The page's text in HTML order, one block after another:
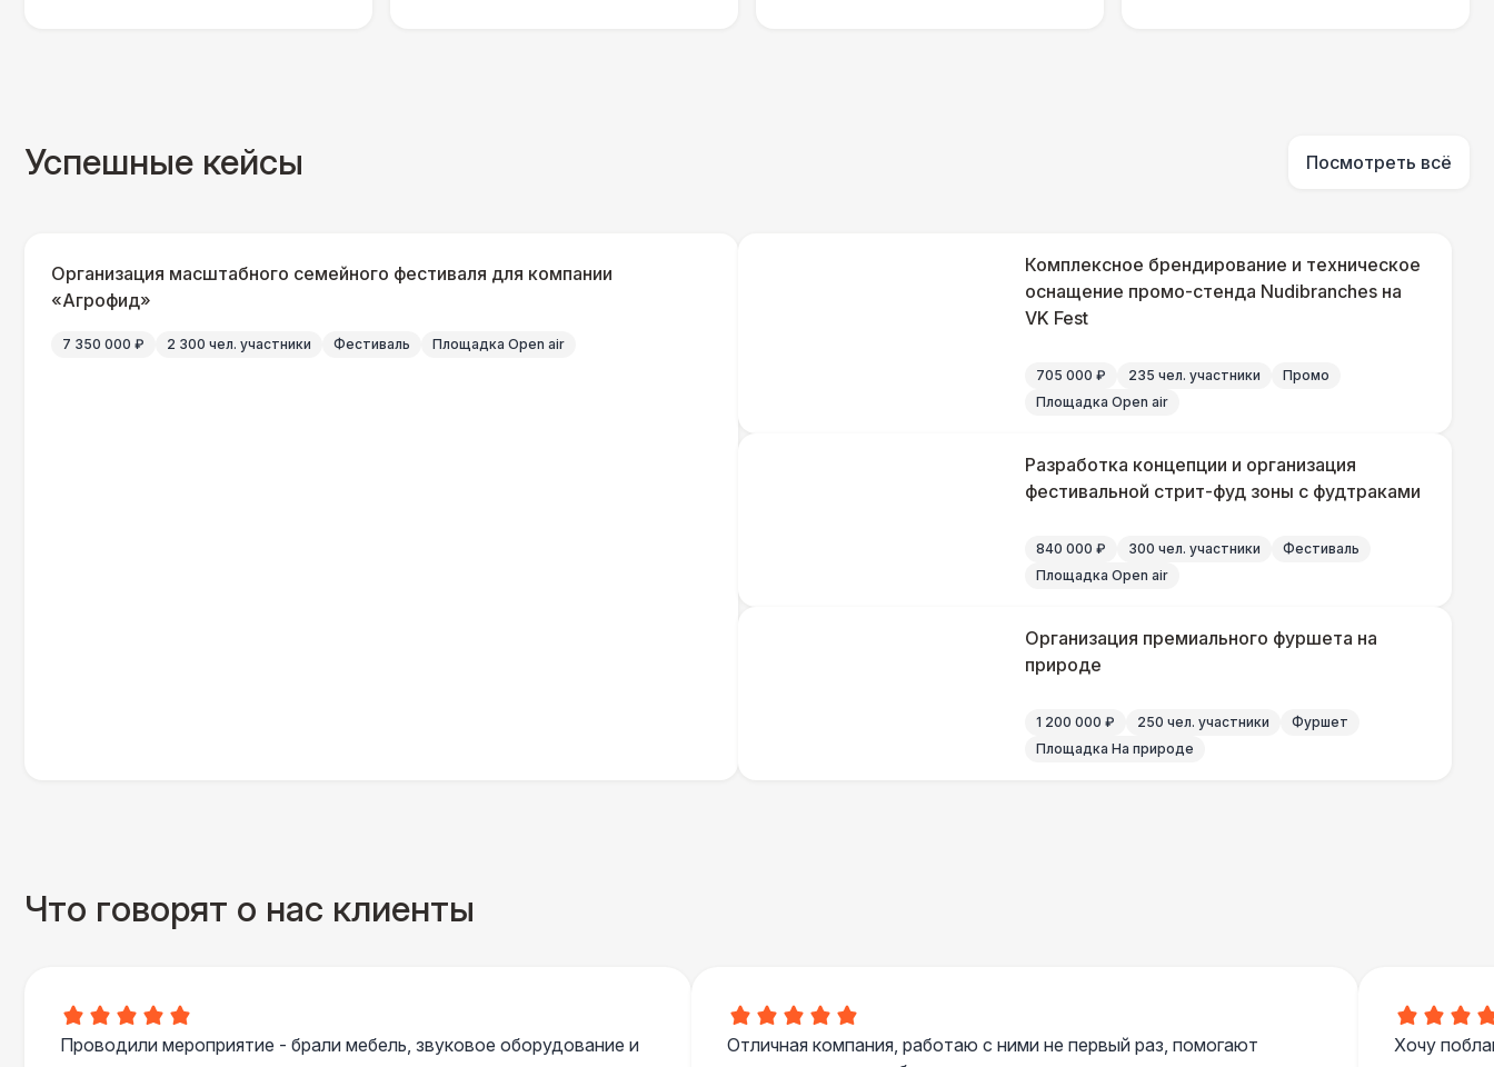
27 000 Р В корзину
Успешные кейсы Посмотреть всё
Организация масштабного семейного фестиваля для компании
«Агрофид»
7 350 000 ₽ 2 300 чел. участники Фестиваль Площадка Open air
Комплексное брендирование и техническое
оснащение промо-стенда Nudibranches на
VK Fest
705 000 ₽ 235 чел. участники
Промо
Площадка Open air
Разработка концепции и организация
фестивальной стрит-фуд зоны с фудтраками
840 000 ₽ 300 чел. участники
Фестиваль
Площадка Open air
Организация премиального фуршета на
природе
1 200 000 ₽ 250 чел. участники
Фуршет
Площадка На природе
Что говорят о нас клиенты
Проводили мероприятие - брали мебель, звуковое оборудование и
Отличная компания, работаю с ними не первый раз, помогают
Хочу